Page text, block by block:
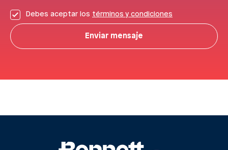
Debes aceptar los términos y condiciones
Enviar mensaje